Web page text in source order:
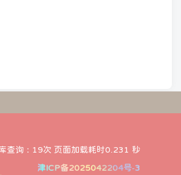
查询：19次 页面加载耗时0.231 秒
津ICP备2025042204号-3